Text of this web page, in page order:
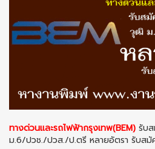
ทางด่วนและรถไฟฟ้ากรุงเทพ(BEM) รับ
ม.6/ปวช./ปวส./ป.ตรี หลายอัตรา รับสมั